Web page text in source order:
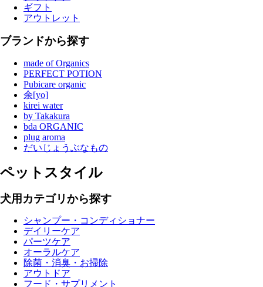
ギフト
アウトレット
ブランドから探す
made of Organics
PERFECT POTION
Pubicare organic
余[yo]
kirei water
by Takakura
bda ORGANIC
plug aroma
だいじょうぶなもの
ペットスタイル
犬用カテゴリから探す
シャンプー・コンディショナー
デイリーケア
パーツケア
オーラルケア
除菌・消臭・お掃除
アウトドア
フード・サプリメント